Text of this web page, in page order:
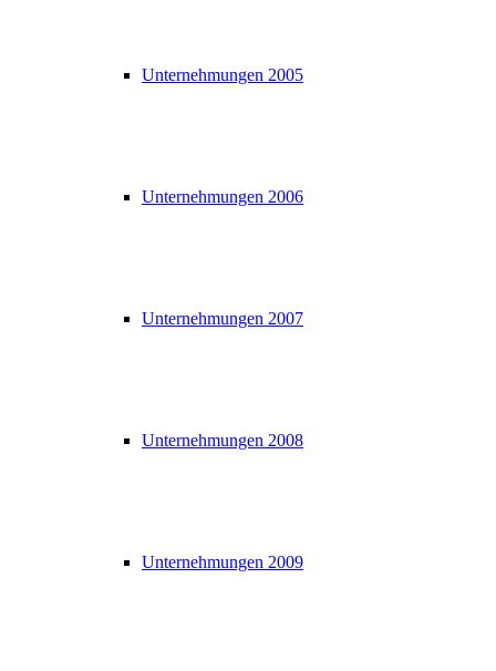
Unternehmungen 2005
Unternehmungen 2006
Unternehmungen 2007
Unternehmungen 2008
Unternehmungen 2009